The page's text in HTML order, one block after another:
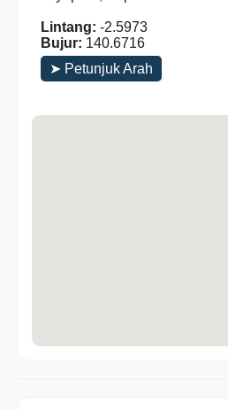
Lintang: -2.5973
Bujur: 140.6716
➤ Petunjuk Arah